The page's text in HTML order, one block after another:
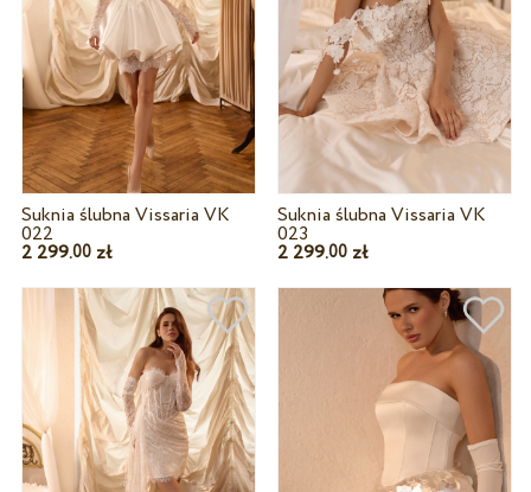
Suknia ślubna Vissaria VK
022
2 299.00zł
Suknia ślubna Vissaria VK
023
2 299.00 zł